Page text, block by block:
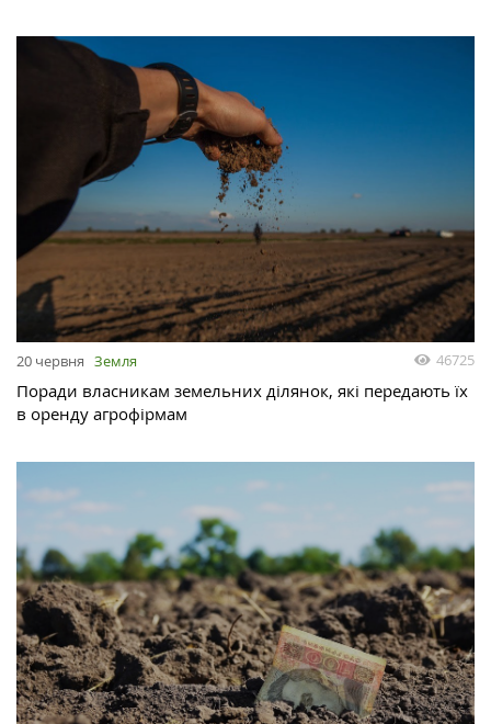
20 червня Земля 46725
Поради власникам земельних ділянок, які передають їх
в оренду агрофірмам